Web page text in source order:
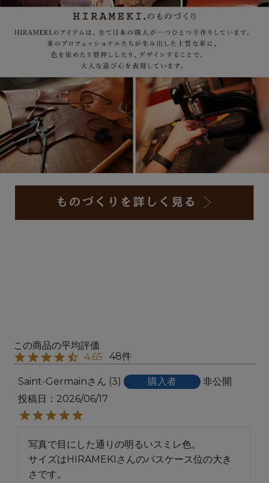
4.65 48
Saint-Germain 3 購入者
非公開
投稿日
2026/06/17
写真で目にした通りの明るいスミレ色。
サイズはHIRAMEKIさんのパスケース位の大き
さです。